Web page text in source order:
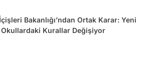
Bakanlığı’ndan Ortak Karar: Yeni
Okullardaki Kurallar Değişiyor